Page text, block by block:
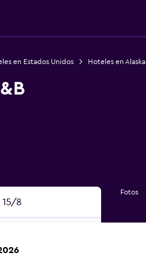
en Estados Unidos Hoteles en Alaska
15/8
Fotos